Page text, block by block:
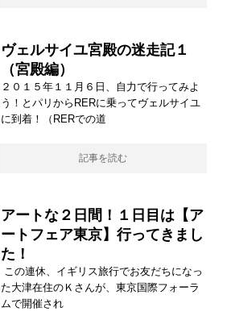
ヴェルサイユ宮殿の迷走記１
（宮殿編）
２０１５年１１月６日、自力で行ってみよ
う！とパリからRERに乗ってヴェルサイユ
に到着！（RERでの道
記事を読む
アートな２日間！１日目は【ア
ートフェア東京】行ってきまし
た！
この連休、イギリス旅行でお友だちになっ
た大津在住のＫさんが、東京国際フォーラ
ムで開催され